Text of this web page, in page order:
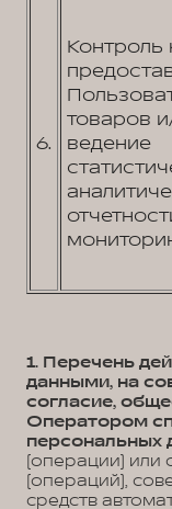
6.
Контроль
товаров
ведение
1. Перечень
данными, на
согласие,
Оператором
персональных
(операции) или
(операций),
средств